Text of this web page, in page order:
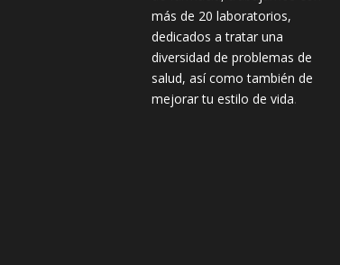
más de 20 laboratorios,
dedicados a tratar una
diversidad de problemas de
salud, así como también de
mejorar tu estilo de vida.